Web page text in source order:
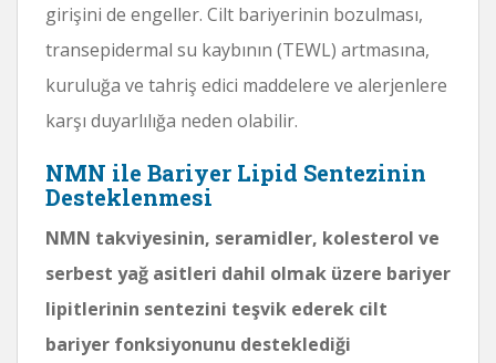
girişini de engeller. Cilt bariyerinin bozulması,
transepidermal su kaybının (TEWL) artmasına,
kuruluğa ve tahriş edici maddelere ve alerjenlere
karşı duyarlılığa neden olabilir.
NMN ile Bariyer Lipid Sentezinin
Desteklenmesi
NMN takviyesinin, seramidler, kolesterol ve
serbest yağ asitleri dahil olmak üzere bariyer
lipitlerinin sentezini teşvik ederek cilt
bariyer fonksiyonunu desteklediği